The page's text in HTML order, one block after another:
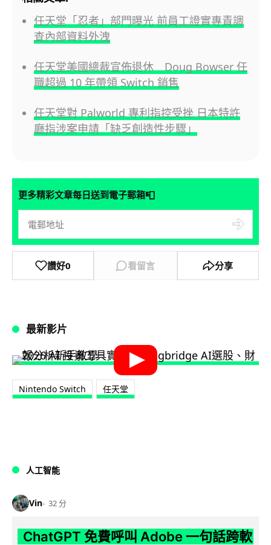
任天堂「忍者」部門曝光 前員工證實專責調
查內部資料外洩
任天堂美國總裁宣佈退休 Doug Bowser 任
職超過 10 年帶領 Switch 銷售
任天堂對 Palworld 專利指控受挫 日本特許
廳指涉案申請「缺乏創造性步驟」
更多精彩文章每日送到電子郵箱📮
讚好0 看留言 分享
最新影片
Nintendo Switch 任天堂
人工智能
Vin 32 分
ChatGPT 免費呼叫 Adobe 一句話跨軟